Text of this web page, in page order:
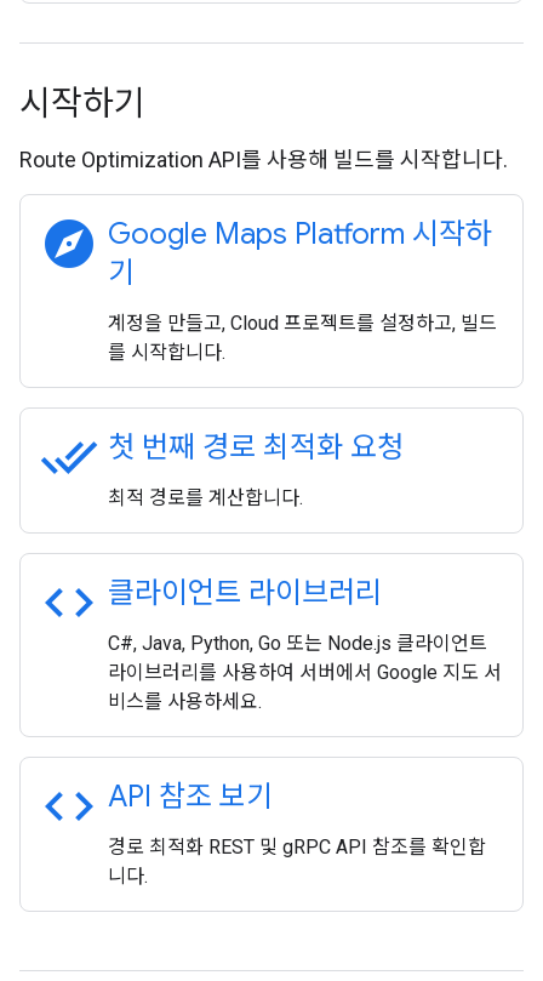
시작하기
Route Optimization API를 사용해 빌드를 시작합니다.
explore Google Maps Platform 시작하
기
계정을 만들고, Cloud 프로젝트를 설정하고, 빌드
를 시작합니다.
done_all 첫 번째 경로 최적화 요청
최적 경로를 계산합니다.
code 클라이언트 라이브러리
C#, Java, Python, Go 또는 Node.js 클라이언트
라이브러리를 사용하여 서버에서 Google 지도 서
비스를 사용하세요.
code API 참조 보기
경로 최적화 REST 및 gRPC API 참조를 확인합
니다.